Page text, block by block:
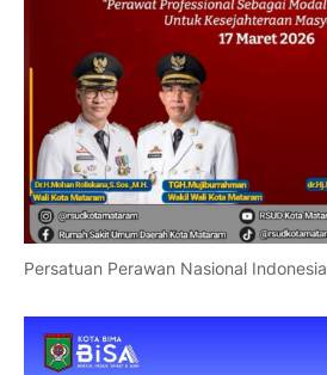
Persatuan Perawan Nasional Indonesia